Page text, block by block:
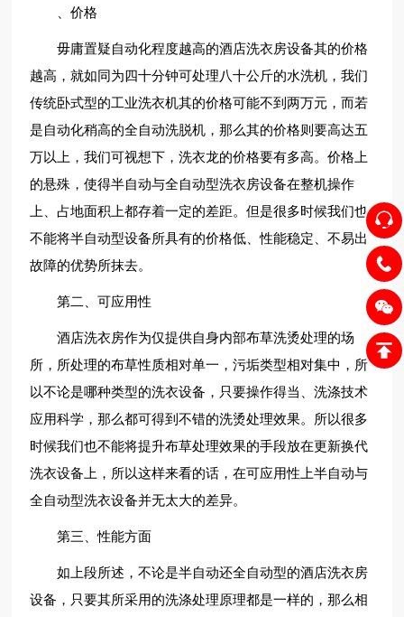
、价格
毋庸置疑自动化程度越高的酒店洗衣房设备其的价格
越高，就如同为四十分钟可处理八十公斤的水洗机，我们
传统卧式型的工业洗衣机其的价格可能不到两万元，而若
是自动化稍高的全自动洗脱机，那么其的价格则要高达五
万以上，我们可视想下，洗衣龙的价格要有多高。价格上
的悬殊，使得半自动与全自动型洗衣房设备在整机操作
上、占地面积上都存着一定的差距。但是很多时候我们也
不能将半自动型设备所具有的价格低、性能稳定、不易出
故障的优势所抹去。
第二、可应用性
酒店洗衣房作为仅提供自身内部布草洗烫处理的场
所，所处理的布草性质相对单一，污垢类型相对集中，所
以不论是哪种类型的洗衣设备，只要操作得当、洗涤技术
应用科学，那么都可得到不错的洗烫处理效果。所以很多
时候我们也不能将提升布草处理效果的手段放在更新换代
洗衣设备上，所以这样来看的话，在可应用性上半自动与
全自动型洗衣设备并无太大的差异。
第三、性能方面
如上段所述，不论是半自动还全自动型的酒店洗衣房
设备，只要其所采用的洗涤处理原理都是一样的，那么相